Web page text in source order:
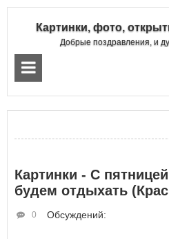
Картинки, фото,
Добрые поздравления, и
Картинки - С
будем отдыхать
Обсуждений:
0